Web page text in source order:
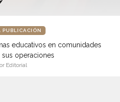
PUBLICACIÓN
educativos en comunidades
sus operaciones
Editorial